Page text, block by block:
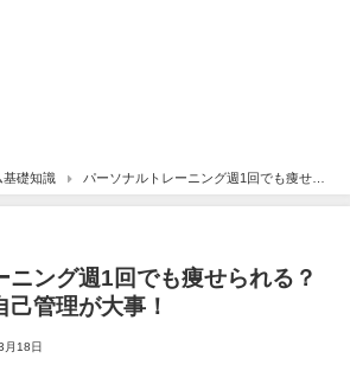
基礎知識
パーソナルトレーニング週1回でも痩せら
が大事！
ニング週1回でも痩せられる？
管理が大事！
月18日